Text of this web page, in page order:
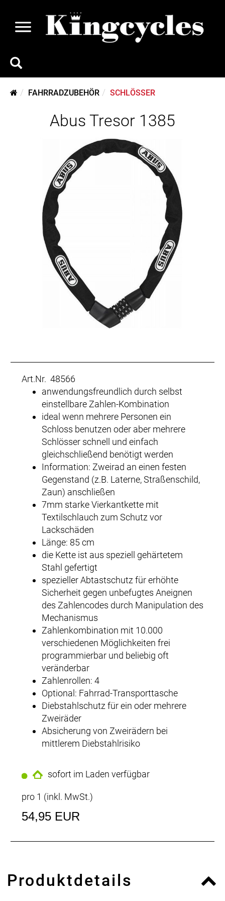
FAHRRADZUBEHÖR SCHLÖSSER
Abus Tresor 1385
Art.Nr. 48566
anwendungsfreundlich durch selbst
einstellbare Zahlen-Kombination
ideal wenn mehrere Personen ein
Schloss benutzen oder aber mehrere
Schlösser schnell und einfach
gleichschließend benötigt werden
Information: Zweirad an einen festen
Gegenstand (z.B. Laterne, Straßenschild,
Zaun) anschließen
7mm starke Vierkantkette mit
Textilschlauch zum Schutz vor
Lackschäden
Länge: 85 cm
die Kette ist aus speziell gehärtetem
Stahl gefertigt
spezieller Abtastschutz für erhöhte
Sicherheit gegen unbefugtes Aneignen
des Zahlencodes durch Manipulation des
Mechanismus
Zahlenkombination mit 10.000
verschiedenen Möglichkeiten frei
programmierbar und beliebig oft
veränderbar
Zahlenrollen: 4
Optional: Fahrrad-Transporttasche
Diebstahlschutz für ein oder mehrere
Zweiräder
Absicherung von Zweirädern bei
mittlerem Diebstahlrisiko
sofort im Laden verfügbar
pro 1 (inkl. MwSt.)
54,95 EUR
Produktdetails